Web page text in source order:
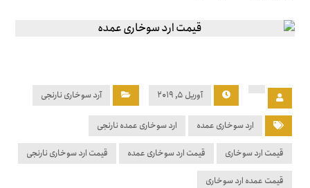
آوریل ۵, ۲۰۱۹ آرد سوخاری نارنجی
ارد سوخاری عمده ارد سوخاری عمده نارنجی
قیمت ارد سوخاری قیمت ارد سوخاری عمده قیمت ارد سوخاری نارنجی
قیمت عمده ارد سوخاری